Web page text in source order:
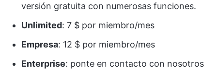
versión gratuita con numerosas funciones.
Unlimited: 7 $ por miembro/mes
Empresa: 12 $ por miembro/mes
Enterprise: ponte en contacto con nosotros